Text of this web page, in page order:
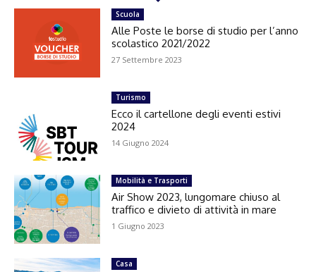
Scuola
Alle Poste le borse di studio per l’anno
scolastico 2021/2022
27 Settembre 2023
Turismo
Ecco il cartellone degli eventi estivi
2024
14 Giugno 2024
Mobilità e Trasporti
Air Show 2023, lungomare chiuso al
traffico e divieto di attività in mare
1 Giugno 2023
Casa